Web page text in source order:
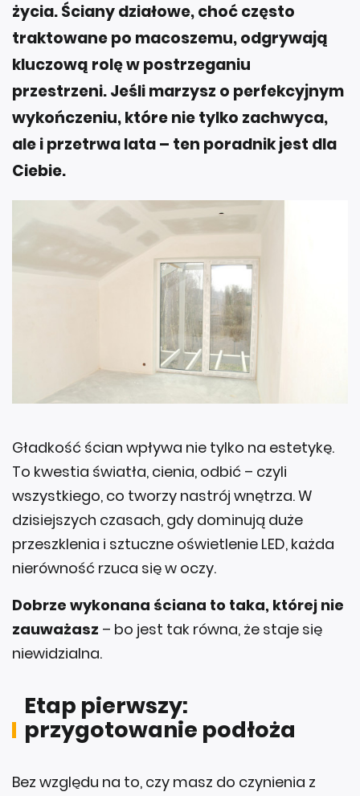
życia. Ściany działowe, choć często
traktowane po macoszemu, odgrywają
kluczową rolę w postrzeganiu
przestrzeni. Jeśli marzysz o perfekcyjnym
wykończeniu, które nie tylko zachwyca,
ale i przetrwa lata – ten poradnik jest dla
Ciebie.
Gładkość ścian wpływa nie tylko na estetykę.
To kwestia światła, cienia, odbić – czyli
wszystkiego, co tworzy nastrój wnętrza. W
dzisiejszych czasach, gdy dominują duże
przeszklenia i sztuczne oświetlenie LED, każda
nierówność rzuca się w oczy.
Dobrze wykonana ściana to taka, której nie
zauważasz – bo jest tak równa, że staje się
niewidzialna.
Etap pierwszy:
przygotowanie podłoża
Bez względu na to, czy masz do czynienia z